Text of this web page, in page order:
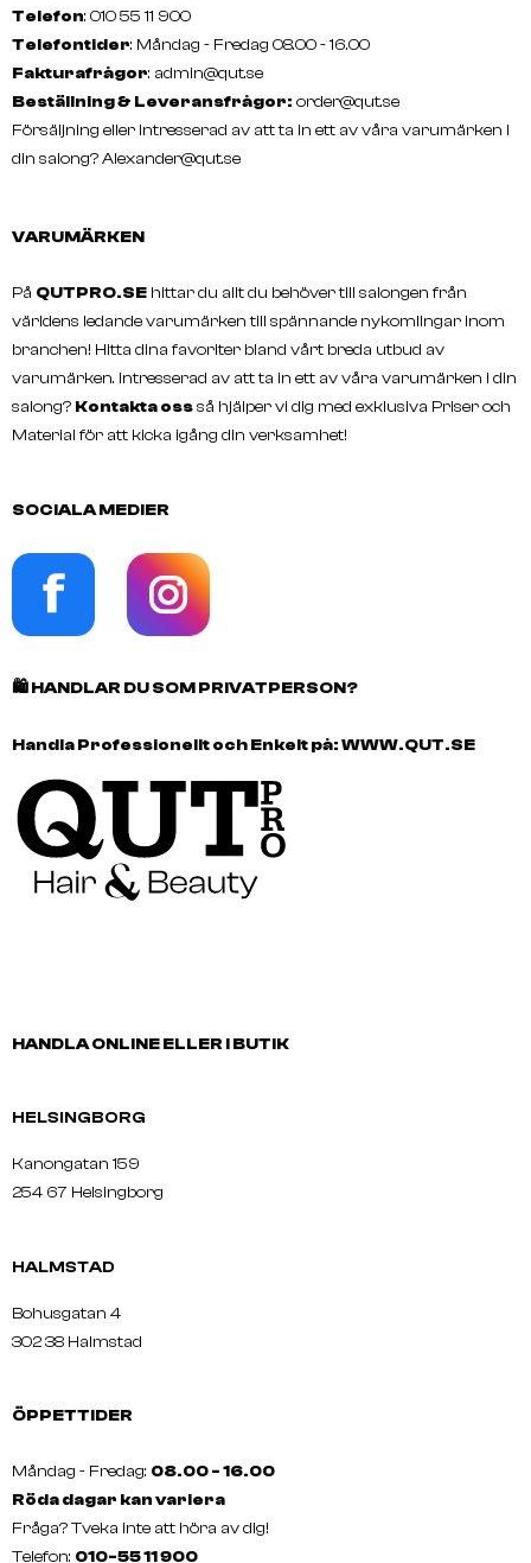
Telefon: 010 55 11 900
Telefontider: Måndag - Fredag 08.00 - 16.00
Fakturafrågor: admin@qut.se
Beställning & Leveransfrågor: order@qut.se
Försäljning eller intresserad av att ta in ett av våra varumärken i
din salong?Alexander@qut.se
VARUMÄRKEN
På QUTPRO.SE hittar du allt du behöver till salongen från
världens ledande varumärken till spännande nykomlingar inom
branchen! Hitta dina favoriter bland vårt breda utbud av
varumärken. Intresserad av att ta in ett av våra varumärken i din
salong? Kontakta ossså hjälper vi dig med exklusiva Priser och
Material för att kicka igång din verksamhet!
SOCIALA MEDIER
🛍️HANDLAR DU SOM PRIVATPERSON?
Handla Professionellt och Enkelt på:WWW.QUT.SE
HANDLA ONLINE ELLER I BUTIK
HELSINGBORG
Kanongatan 159
254 67 Helsingborg
HALMSTAD
Bohusgatan 4
302 38 Halmstad
ÖPPETTIDER
Måndag - Fredag: 08.00 - 16.00
Röda dagar kan variera
Fråga? Tveka inte att höra av dig!
Telefon: 010-55 11 900